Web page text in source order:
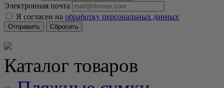
Электронная почта
Я согласен на обработку персональных данных
Сбросить
Каталог товаров